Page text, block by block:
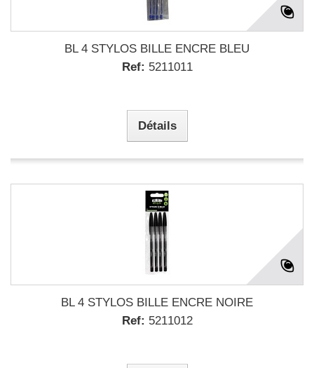
BL 4 STYLOS BILLE ENCRE BLEU
Ref: 5211011
Détails
BL 4 STYLOS BILLE ENCRE NOIRE
Ref: 5211012